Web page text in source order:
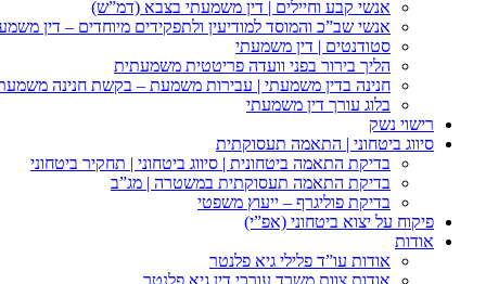
אנשי קבע וחיילים | דין משמעתי בצבא (דמ”ש)
אנשי שב”כ והמוסד למודיעין ולתפקידים מיוחדים – דין
סטודנטים | דין משמעתי
הליך בירור בפני וועדה פריטטית משמעתית
חנינה בדין משמעתי | עבירות משמעת – בקשת חנינה
בלוג עורך דין משמעתי
רישוי נשק
סיווג ביטחוני | התאמה תעסוקתית
בדיקת התאמה ביטחונית | סיווג ביטחוני | תחקיר ביטחוני
בדיקת התאמה תעסוקתית במשטרה | מג”ב
בדיקת פוליגרף – ייעוץ משפטי
פיקוח על יצוא ביטחוני (אפ”י)
אודות
אודות עו”ד פלילי גיא פלנטר
אודות צוות משרד עורכי דין גיא פלנטר